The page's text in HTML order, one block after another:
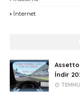
İnternet
İndir